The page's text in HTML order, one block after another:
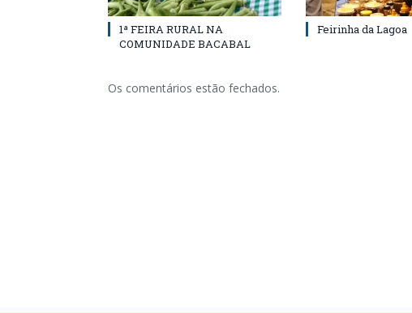
1ª FEIRA RURAL NA
COMUNIDADE BACABAL
Feirinha da Lagoa
Os comentários estão fechados.